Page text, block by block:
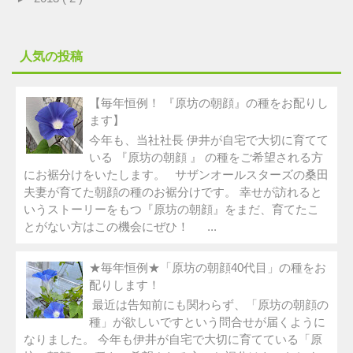
人気の投稿
【毎年恒例！ 『原坊の朝顔』の種をお配りし
ます】
今年も、当社社長 伊井が自宅で大切に育てて
いる 『原坊の朝顔 』 の種をご希望される方
にお裾分けをいたします。 サザンオールスターズの桑田
夫妻が育てた朝顔の種のお裾分けです。 幸せが訪れると
いうストーリーをもつ『原坊の朝顔』をまだ、育てたこ
とがない方はこの機会にぜひ！ ...
★毎年恒例★「原坊の朝顔40代目」の種をお
配りします！
最近は告知前にも関わらず、「原坊の朝顔の
種」が欲しいですという問合せが届くように
なりました。 今年も伊井が自宅で大切に育てている「原